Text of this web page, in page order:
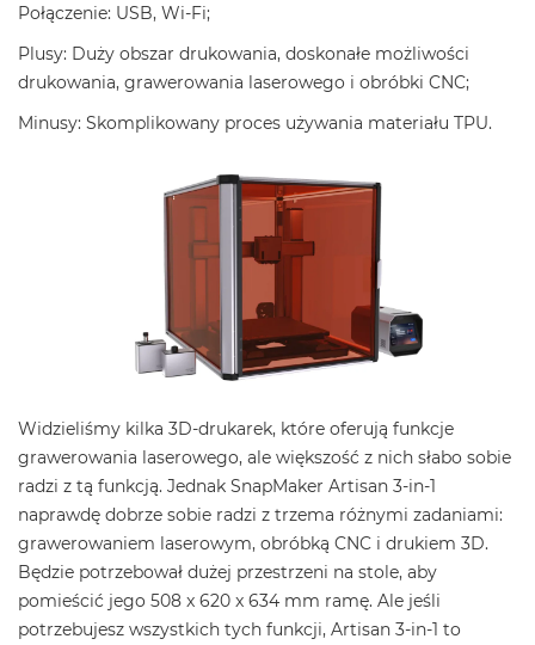
Połączenie: USB, Wi-Fi;
Plusy: Duży obszar drukowania, doskonałe możliwości
drukowania, grawerowania laserowego i obróbki CNC;
Minusy: Skomplikowany proces używania materiału TPU.
Widzieliśmy kilka 3D-drukarek, które oferują funkcje
grawerowania laserowego, ale większość z nich słabo sobie
radzi z tą funkcją. Jednak SnapMaker Artisan 3-in-1
naprawdę dobrze sobie radzi z trzema różnymi zadaniami:
grawerowaniem laserowym, obróbką CNC i drukiem 3D.
Będzie potrzebował dużej przestrzeni na stole, aby
pomieścić jego 508 x 620 x 634 mm ramę. Ale jeśli
potrzebujesz wszystkich tych funkcji, Artisan 3-in-1 to